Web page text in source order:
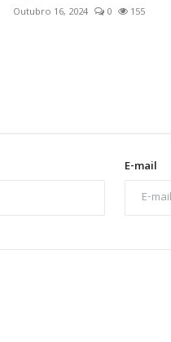
Outubro 16, 2024 0 155
E-mail